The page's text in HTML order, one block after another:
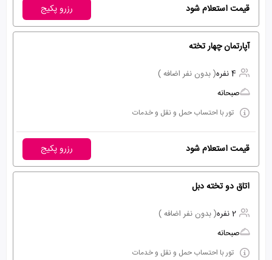
قیمت استعلام شود رزرو پکیج
آپارتمان چهار تخته
4 نفره
( بدون نفر اضافه )
صبحانه
تور با احتساب حمل و نقل و خدمات
قیمت استعلام شود رزرو پکیج
اتاق دو تخته دبل
2 نفره
( بدون نفر اضافه )
صبحانه
تور با احتساب حمل و نقل و خدمات